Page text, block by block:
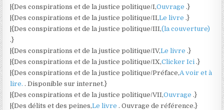
|{Des conspirations et de la justice politique/I,Ouvrage.}
|{Des conspirations et de la justice politique/II,Le livre.}
|{Des conspirations et de la justice politique/III,(la couverture)
.}
|{Des conspirations et de la justice politique/IV,Le livre.}
|{Des conspirations et de la justice politique/IX,Clicker Ici.}
|{Des conspirations et de la justice politique/Préface,A voir et à
lire.. Disponible sur internet.}
|{Des conspirations et de la justice politique/VII,Ouvrage.}
|{Des délits et des peines,Le livre. Ouvrage de référence.}